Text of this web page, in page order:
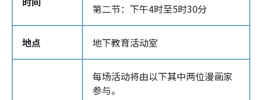
第二节：下午4时至5时30分
地点 地下教育活动室
每场活动将由以下其中两位漫画家
参与。